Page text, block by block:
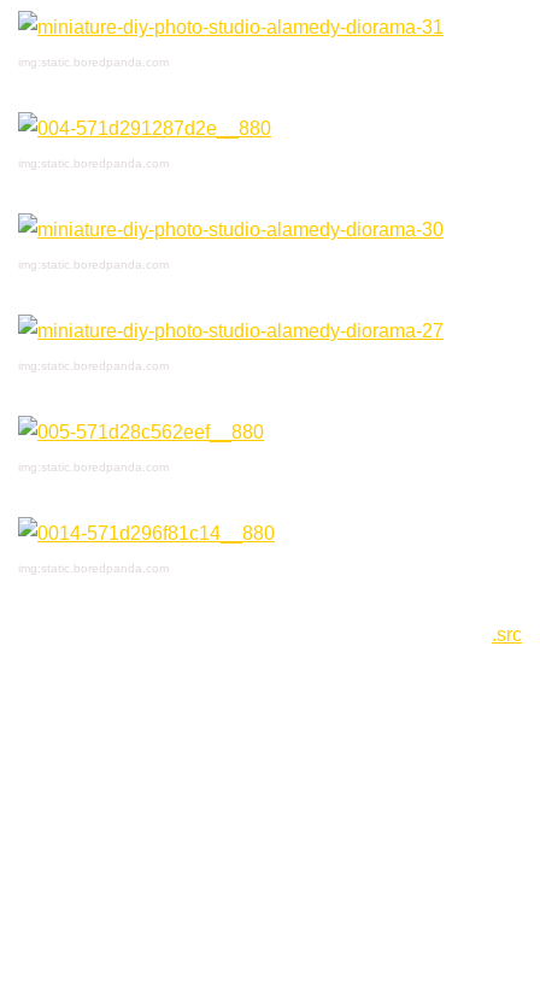
img:static.boredpanda.com
img:static.boredpanda.com
img:static.boredpanda.com
img:static.boredpanda.com
img:static.boredpanda.com
img:static.boredpanda.com
.src